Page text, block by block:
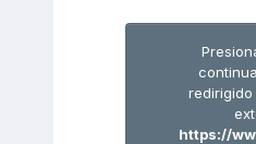
https://